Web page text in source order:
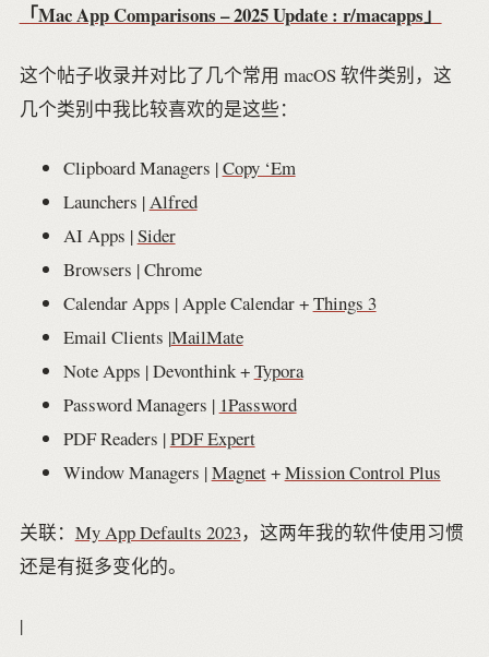
「Mac App Comparisons – 2025 Update : r/macapps」
这个帖子收录并对比了几个常用 macOS 软件类别，这
几个类别中我比较喜欢的是这些：
Clipboard Managers |Copy ‘Em
Launchers |Alfred
AI Apps |Sider
Browsers | Chrome
Calendar Apps | Apple Calendar +Things 3
Email Clients |MailMate
Note Apps | Devonthink +Typora
Password Managers | 1Password
PDF Readers |PDF Expert
Window Managers |Magnet+Mission Control Plus
关联： My App Defaults 2023，这两年我的软件使用习惯
还是有挺多变化的。
|